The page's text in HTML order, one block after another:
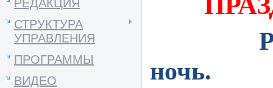
РЕДАКЦИЯ
СТРУКТУРА
УПРАВЛЕНИЯ
ПРОГРАММЫ
ВИДЕО
ночь.